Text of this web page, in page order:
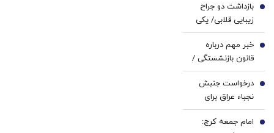
کم
کن!
کلیک
جهت
خرید
سفید
کننده
خانگی
بازداشت دو جراح
زیبایی قلابی/ یکی
از متهمان: عفونت
بیماران یا کج شدن
صورت آنها تقصیر
خودشان بود!
1
خبر مهم درباره
قانون بازنشستگی /
شرایط جدید
بازنشستگی زنان و
مردان اعلام شد
2
درخواست جنبش
نجباء عراق برای
حمله نظامی به
عربستان/ اکرم
3
امام جمعه کرج:
4